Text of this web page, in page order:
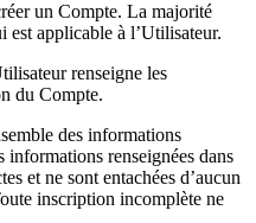
un Compte. La majorité
est applicable à l’Utilisateur.
renseigne les
du Compte.
des informations
informations renseignées dans
et ne sont entachées d’aucun
inscription incomplète ne